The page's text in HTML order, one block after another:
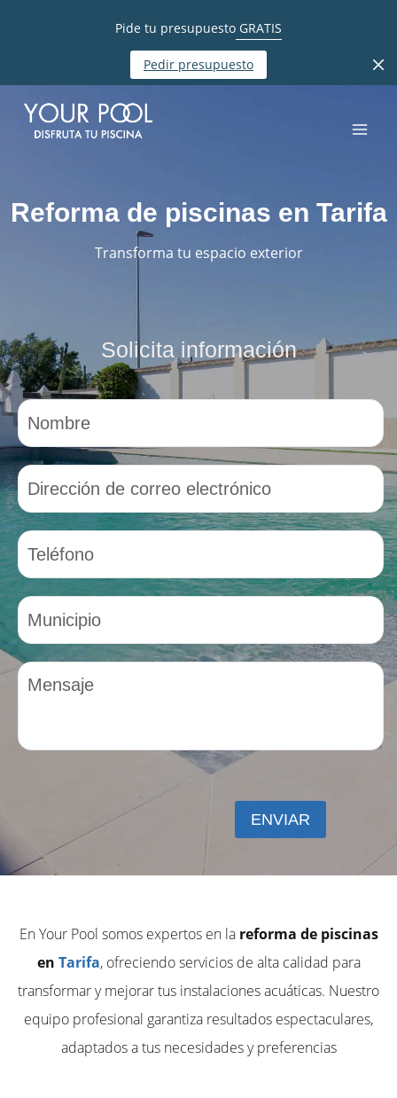
Pide tu presupuesto GRATIS
Pedir presupuesto
Reforma de piscinas en Tarifa
Transforma tu espacio exterior
Solicita información
En Your Pool somos expertos en la reforma de piscinas
en Tarifa, ofreciendo servicios de alta calidad para
transformar y mejorar tus instalaciones acuáticas. Nuestro
equipo profesional garantiza resultados espectaculares,
adaptados a tus necesidades y preferencias